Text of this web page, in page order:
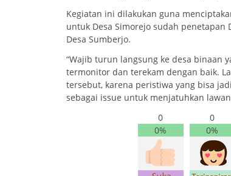
Kegiatan ini dilakukan guna
untuk Desa Simorejo sudah penetapan
Desa Sumberjo.
“Wajib turun langsung ke desa binaan
termonitor dan terekam dengan baik.
tersebut, karena peristiwa yang bisa
sebagai issue untuk menjatuhkan
0
0%
0
0%